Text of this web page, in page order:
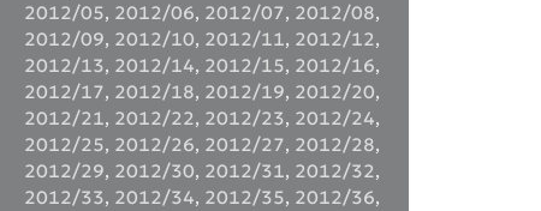
2012/05, 2012/06, 2012/07, 2012/08,
2012/09, 2012/10, 2012/11, 2012/12,
2012/13, 2012/14, 2012/15, 2012/16,
2012/17, 2012/18, 2012/19, 2012/20,
2012/21, 2012/22, 2012/23, 2012/24,
2012/25, 2012/26, 2012/27, 2012/28,
2012/29, 2012/30, 2012/31, 2012/32,
2012/33, 2012/34, 2012/35, 2012/36,